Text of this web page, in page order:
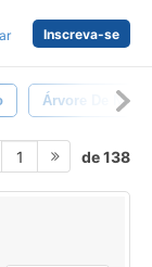
Inscreva-se
Árvore De Natal
1 de 138